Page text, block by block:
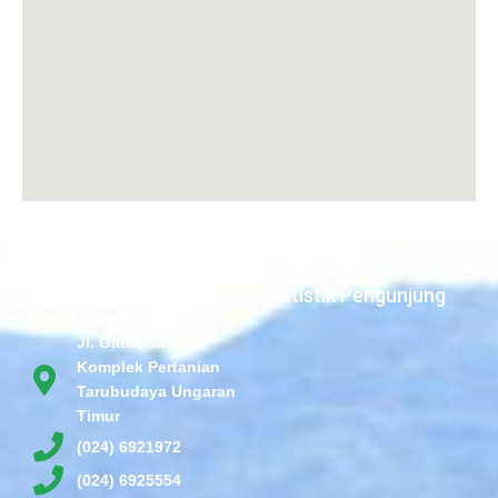
Jl. Gatot Subroto
Komplek Pertanian
Tarubudaya Ungaran
Timur
(024) 6921972
(024) 6925554
Statistik Pengunjung